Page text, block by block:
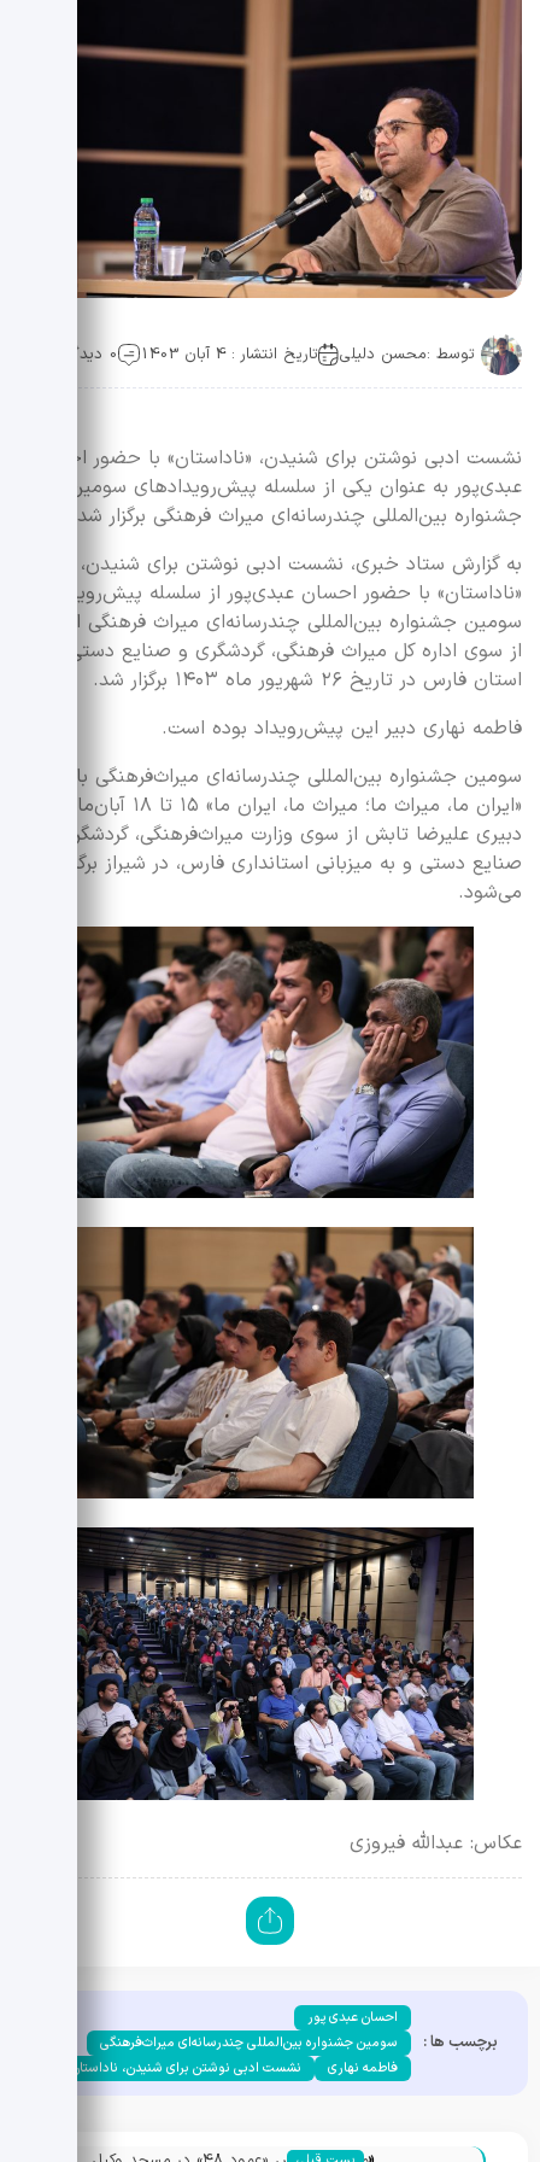
توسط :محسن دلیلی تاریخ انتشار : 4 آبان 1403 0 دیدگاه
نشست ادبی نوشتن برای شنیدن، «ناداستان» با حضور احسان
عبدی‌پور به عنوان یکی از سلسله پیش‌رویدادهای سومین
جشنواره بین‌المللی چندرسانه‌ای میراث فرهنگی برگزار شد.
به گزارش ستاد خبری، نشست ادبی نوشتن برای شنیدن،
«ناداستان» با حضور احسان عبدی‌پور از سلسله پیش‌رویدادهای
سومین جشنواره بین‌المللی چندرسانه‌ای میراث فرهنگی است که
از سوی اداره کل میراث فرهنگی، گردشگری و صنایع دستی
استان فارس در تاریخ ۲۶ شهریور ماه ۱۴۰۳ برگزار شد.
فاطمه نهاری دبیر این پیش‌رویداد بوده است.
سومین جشنواره بین‌المللی چندرسانه‌ای میراث‌فرهنگی با شعار
«ایران ما، میراث ما؛ میراث ما، ایران ما» ۱۵ تا ۱۸ آبان‌ماه، به
دبیری علیرضا تابش از سوی وزارت میراث‌فرهنگی، گردشگری و
صنایع دستی و به میزبانی استانداری فارس، در شیراز برگزار
می‌شود.
عکاس: عبدالله فیروزی
برچسب ها :
احسان عبدی پور
سومین جشنواره بین‌المللی چندرسانه‌ای میراث‌فرهنگی
فاطمه نهاری
نشست ادبی نوشتن برای شنیدن، ناداستان